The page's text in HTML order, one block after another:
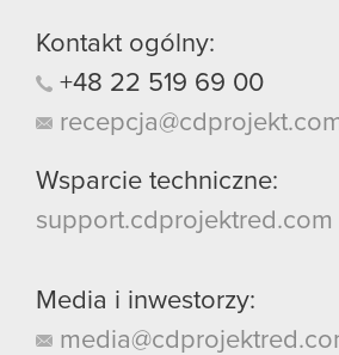
Kontakt ogólny:
+48 22 519 69 00
Wsparcie techniczne:
support.cdprojektred.com
Media i inwestorzy: